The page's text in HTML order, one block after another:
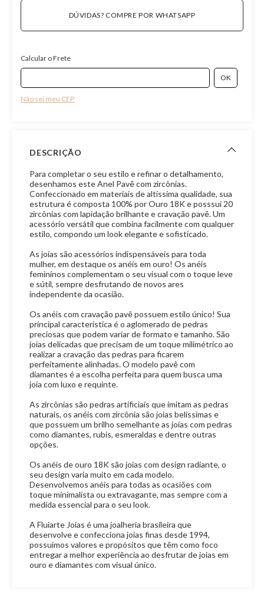
DÚVIDAS? COMPRE POR WHATSAPP
Calcular o Frete
Não sei meu CEP
DESCRIÇÃO
Para completar o seu estilo e refinar o detalhamento,
desenhamos este Anel Pavê com zircônias.
Confeccionado em materiais de altíssima qualidade, sua
estrutura é composta 100% por Ouro 18K e posssui 20
zircônias com lapidação brilhante e cravação pavê. Um
acessório versátil que combina facilmente com qualquer
estilo, compondo um look elegante e sofisticado.
As joias são acessórios indispensáveis para toda
mulher, em destaque os anéis em ouro! Os anéis
femininos complementam o seu visual com o toque leve
e sútil, sempre desfrutando de novos ares
independente da ocasião.
Os anéis com cravação pavê possuem estilo único! Sua
principal característica é o aglomerado de pedras
preciosas que podem variar de formato e tamanho. São
joias delicadas que precisam de um toque milimétrico ao
realizar a cravação das pedras para ficarem
perfeitamente alinhadas. O modelo pavê com
diamantes é a escolha perfeita para quem busca uma
joia com luxo e requinte.
As zircônias são pedras artificiais que imitam as pedras
naturais, os anéis com zircônia são joias belíssimas e
que possuem um brilho semelhante as joias com pedras
como diamantes, rubis, esmeraldas e dentre outras
opções.
Os anéis de ouro 18K são joias com design radiante, o
seu design varia muito em cada modelo.
Desenvolvemos anéis para todas as ocasiões com
toque minimalista ou extravagante, mas sempre com a
medida essencial para o seu look.
A Fluiarte Joias é uma joalheria brasileira que
desenvolve e confecciona joias finas desde 1994,
possuímos valores e propósitos que têm como foco
entregar a melhor experiência ao desfrutar de joias em
ouro e diamantes com visual único.